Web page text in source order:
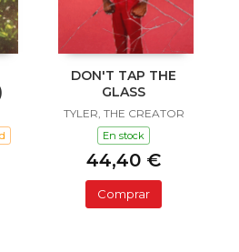
DON'T TAP THE
GLASS
TYLER, THE CREATOR
En stock
44,40 €
Comprar